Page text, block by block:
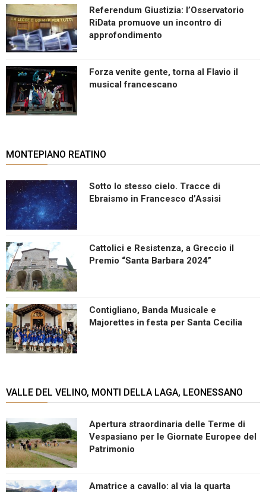
Referendum Giustizia: l’Osservatorio
RiData promuove un incontro di
approfondimento
Forza venite gente, torna al Flavio il
musical francescano
MONTEPIANO REATINO
Sotto lo stesso cielo. Tracce di
Ebraismo in Francesco d’Assisi
Cattolici e Resistenza, a Greccio il
Premio “Santa Barbara 2024”
Contigliano, Banda Musicale e
Majorettes in festa per Santa Cecilia
VALLE DEL VELINO, MONTI DELLA LAGA, LEONESSANO
Apertura straordinaria delle Terme di
Vespasiano per le Giornate Europee del
Patrimonio
Amatrice a cavallo: al via la quarta